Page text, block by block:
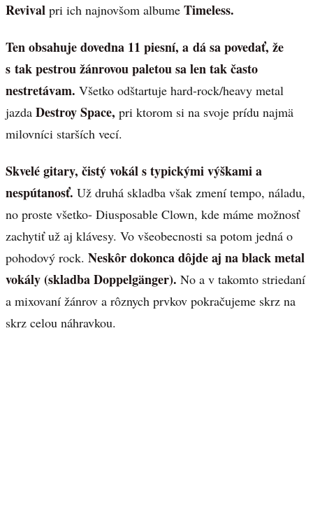
Revival pri ich najnovšom albume Timeless.
Ten obsahuje dovedna 11 piesní, a dá sa povedať, že
s tak pestrou žánrovou paletou sa len tak často
nestretávam. Všetko odštartuje hard-rock/heavy metal
jazda Destroy Space, pri ktorom si na svoje prídu najmä
milovníci starších vecí.
Skvelé gitary, čistý vokál s typickými výškami a
nespútanosť. Už druhá skladba však zmení tempo, náladu,
no proste všetko- Diusposable Clown, kde máme možnosť
zachytiť už aj klávesy. Vo všeobecnosti sa potom jedná o
pohodový rock. Neskôr dokonca dôjde aj na black metal
vokály (skladba Doppelgänger). No a v takomto striedaní
a mixovaní žánrov a rôznych prvkov pokračujeme skrz na
skrz celou náhravkou.